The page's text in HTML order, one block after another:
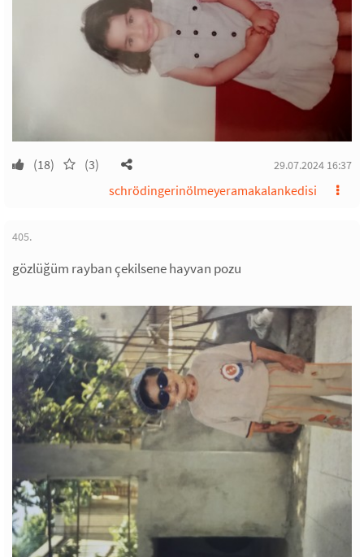
(18) (3) 29.07.2024 16:37
schrödingerinölmeyeramakalankedisi
405.
gözlüğüm rayban çekilsene hayvan pozu